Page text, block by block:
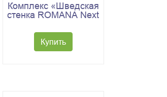
Комплекс «Шведская
стенка ROMANA Next
Купить